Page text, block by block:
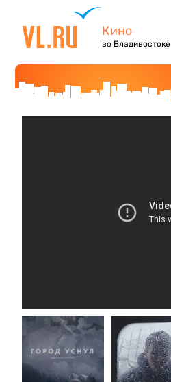
Кино
во Владивостоке